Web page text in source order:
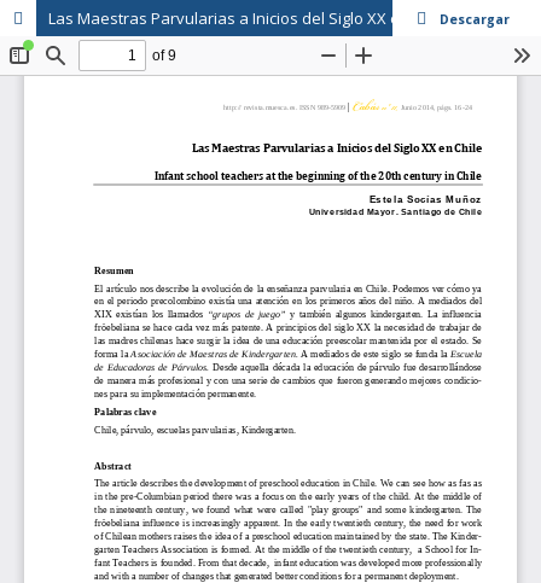
Las Maestras Parvularias a Inicios del Siglo XX en ChileDescargar